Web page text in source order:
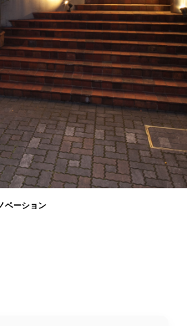
ベーション